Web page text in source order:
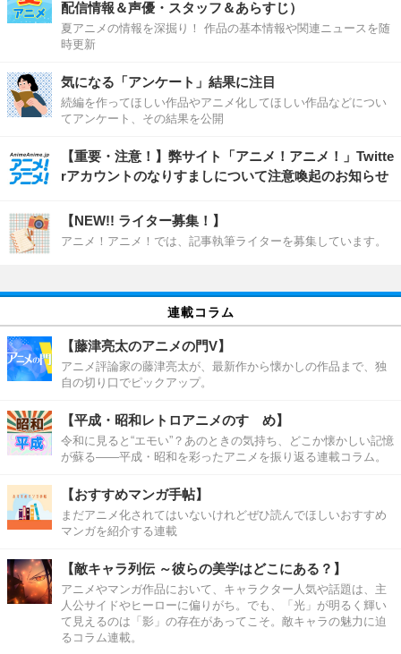
配信情報＆声優・スタッフ＆あらすじ）
夏アニメの情報を深掘り！ 作品の基本情報や関連ニュースを随
時更新
気になる「アンケート」結果に注目
続編を作ってほしい作品やアニメ化してほしい作品などについ
てアンケート、その結果を公開
【重要・注意！】弊サイト「アニメ！アニメ！」Twitte
rアカウントのなりすましについて注意喚起のお知らせ
【NEW!! ライター募集！】
アニメ！アニメ！では、記事執筆ライターを募集しています。
連載コラム
【藤津亮太のアニメの門V】
アニメ評論家の藤津亮太が、最新作から懐かしの作品まで、独
自の切り口でピックアップ。
【平成・昭和レトロアニメのすゝめ】
令和に見ると“エモい”？あのときの気持ち、どこか懐かしい記憶
が蘇る――平成・昭和を彩ったアニメを振り返る連載コラム。
【おすすめマンガ手帖】
まだアニメ化されてはいないけれどぜひ読んでほしいおすすめ
マンガを紹介する連載
【敵キャラ列伝 ～彼らの美学はどこにある？】
アニメやマンガ作品において、キャラクター人気や話題は、主
人公サイドやヒーローに偏りがち。でも、「光」が明るく輝い
て見えるのは「影」の存在があってこそ。敵キャラの魅力に迫
るコラム連載。